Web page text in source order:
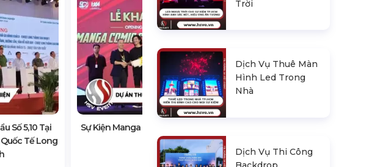
Số 5,10 Tại
Tế Long
Sự Kiện Manga Comic Con 2023
Grand Opening Nha Khoa
Trời
Dịch Vụ Thuê Màn
Hình Led Trong
Nhà
Dịch Vụ Thi Công